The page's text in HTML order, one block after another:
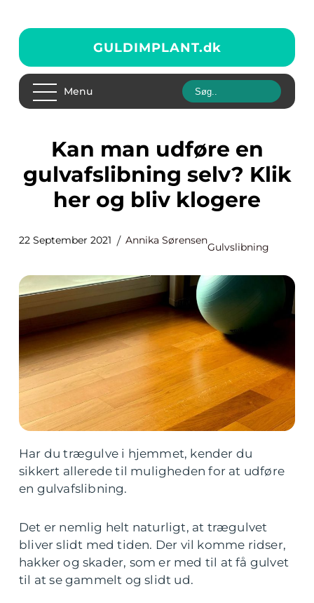
GULDIMPLANT.dk
Menu
Kan man udføre en
gulvafslibning selv? Klik
her og bliv klogere
22 September 2021 Annika Sørensen
Gulvslibning
Har du trægulve i hjemmet, kender du
sikkert allerede til muligheden for at udføre
en gulvafslibning.
Det er nemlig helt naturligt, at trægulvet
bliver slidt med tiden. Der vil komme ridser,
hakker og skader, som er med til at få gulvet
til at se gammelt og slidt ud.